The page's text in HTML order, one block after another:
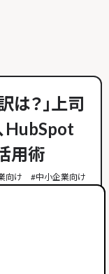
は？」上司
HubSpot
用術
向け #中小企業向け